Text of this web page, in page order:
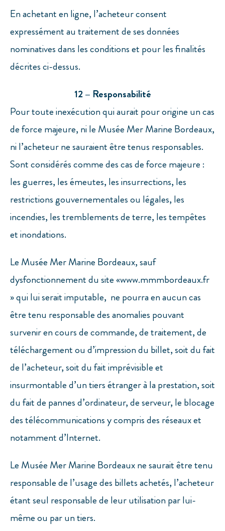
En achetant en ligne, l’acheteur consent
expressément au traitement de ses données
nominatives dans les conditions et pour les finalités
décrites ci-dessus.
12 – Responsabilité
Pour toute inexécution qui aurait pour origine un cas
de force majeure, ni le Musée Mer Marine Bordeaux,
ni l’acheteur ne sauraient être tenus responsables.
Sont considérés comme des cas de force majeure :
les guerres, les émeutes, les insurrections, les
restrictions gouvernementales ou légales, les
incendies, les tremblements de terre, les tempêtes
et inondations.
Le Musée Mer Marine Bordeaux, sauf
dysfonctionnement du site «www.mmmbordeaux.fr
» qui lui serait imputable, ne pourra en aucun cas
être tenu responsable des anomalies pouvant
survenir en cours de commande, de traitement, de
téléchargement ou d’impression du billet, soit du fait
de l’acheteur, soit du fait imprévisible et
insurmontable d’un tiers étranger à la prestation, soit
du fait de pannes d’ordinateur, de serveur, le blocage
des télécommunications y compris des réseaux et
notamment d’Internet.
Le Musée Mer Marine Bordeaux ne saurait être tenu
responsable de l’usage des billets achetés, l’acheteur
étant seul responsable de leur utilisation par lui-
même ou par un tiers.